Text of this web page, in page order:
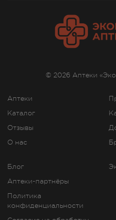
Аптеки
Каталог
Отзывы
О нас
Блог
Аптеки-партнёры
Политика
конфиденциальности
© 2026 Аптеки